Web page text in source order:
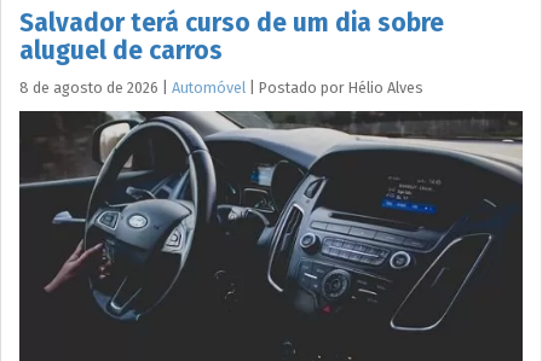
Salvador terá curso de um dia sobre
aluguel de carros
8 de agosto de 2026 Automóvel Postado por Hélio Alves